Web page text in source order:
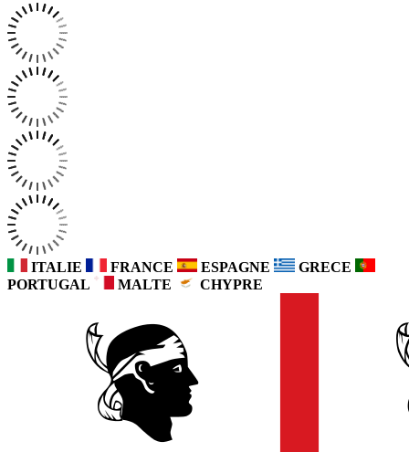
ITALIE FRANCE ESPAGNE
GRECE
PORTUGAL
MALTE CHYPRE